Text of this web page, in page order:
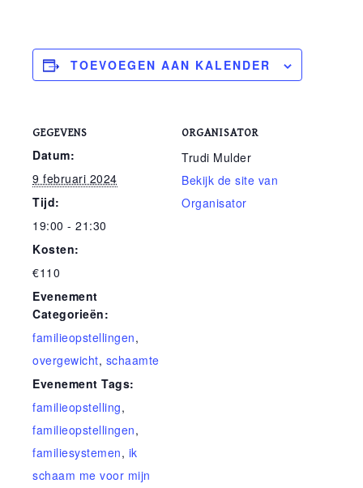
TOEVOEGEN AAN KALENDER
GEGEVENS
Datum:
9 februari 2024
Tijd:
19:00 - 21:30
Kosten:
€110
Evenement
Categorieën:
familieopstellingen,
overgewicht, schaamte
Evenement Tags:
familieopstelling,
familieopstellingen,
familiesystemen, ik
schaam me voor mijn
ORGANISATOR
Trudi Mulder
Bekijk de site van
Organisator